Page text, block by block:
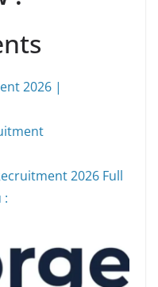
2026 |
2026 Full
: